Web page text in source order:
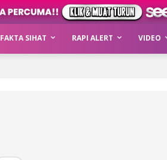
FAKTA SIHAT RAPI ALERT VIDEO